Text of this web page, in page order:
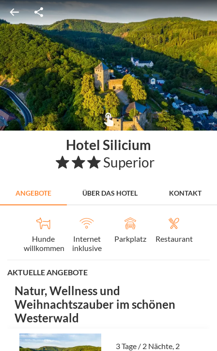
Hotel Silicium
Superior
ANGEBOTE ÜBER DAS HOTEL KONTAKT
Hunde
willkommen
Internet
inklusive
Parkplatz Restaurant
AKTUELLE ANGEBOTE
Natur, Wellness und
Weihnachtszauber im schönen
Westerwald
3 Tage / 2 Nächte, 2